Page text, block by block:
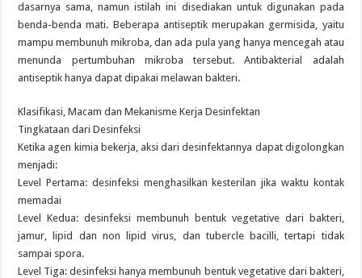
dasarnya sama, namun istilah ini disediakan untuk digunakan pada
benda-benda mati. Beberapa antiseptik merupakan germisida, yaitu
mampu membunuh mikroba, dan ada pula yang hanya mencegah atau
menunda pertumbuhan mikroba tersebut. Antibakterial adalah
antiseptik hanya dapat dipakai melawan bakteri.
Klasifikasi, Macam dan Mekanisme Kerja Desinfektan
Tingkataan dari Desinfeksi
Ketika agen kimia bekerja, aksi dari desinfektannya dapat digolongkan
menjadi:
Level Pertama: desinfeksi menghasilkan kesterilan jika waktu kontak
memadai
Level Kedua: desinfeksi membunuh bentuk vegetative dari bakteri,
jamur, lipid dan non lipid virus, dan tubercle bacilli, tertapi tidak
sampai spora.
Level Tiga: desinfeksi hanya membunuh bentuk vegetative dari bakteri,